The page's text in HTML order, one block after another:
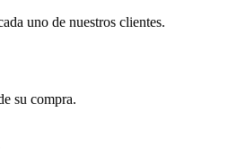
uno de nuestros clientes.
su compra.